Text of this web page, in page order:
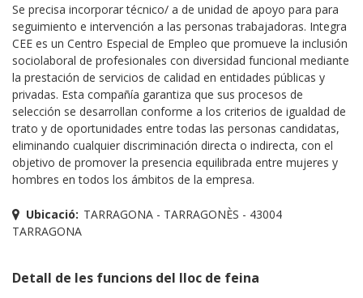
Se precisa incorporar técnico/ a de unidad de apoyo para para
seguimiento e intervención a las personas trabajadoras. Integra
CEE es un Centro Especial de Empleo que promueve la inclusión
sociolaboral de profesionales con diversidad funcional mediante
la prestación de servicios de calidad en entidades públicas y
privadas. Esta compañía garantiza que sus procesos de
selección se desarrollan conforme a los criterios de igualdad de
trato y de oportunidades entre todas las personas candidatas,
eliminando cualquier discriminación directa o indirecta, con el
objetivo de promover la presencia equilibrada entre mujeres y
hombres en todos los ámbitos de la empresa.
Ubicació: TARRAGONA - TARRAGONÈS - 43004
TARRAGONA
Detall de les funcions del lloc de feina